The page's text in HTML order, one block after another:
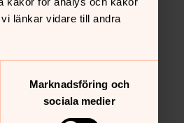
länkar vidare till andra
Marknadsföring och
sociala medier